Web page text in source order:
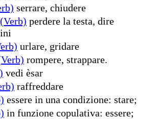
serrare, chiudere
perdere la testa, dire
urlare, gridare
rompere, strappare.
vedi èsar
raffreddare
essere in una condizione: stare;
in funzione copulativa: essere;